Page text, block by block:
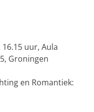
16.15 uur, Aula
Groningen
en Romantiek: